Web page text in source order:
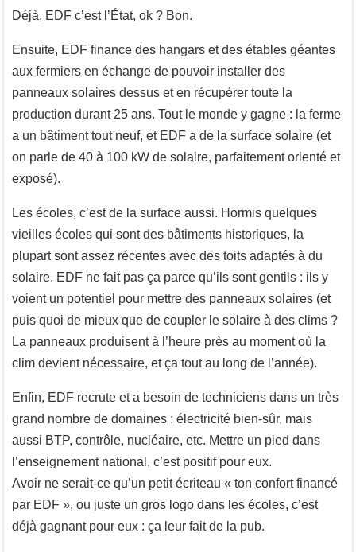
Déjà, EDF c’est l’État, ok ? Bon.
Ensuite, EDF finance des hangars et des étables géantes
aux fermiers en échange de pouvoir installer des
panneaux solaires dessus et en récupérer toute la
production durant 25 ans. Tout le monde y gagne : la ferme
a un bâtiment tout neuf, et EDF a de la surface solaire (et
on parle de 40 à 100 kW de solaire, parfaitement orienté et
exposé).
Les écoles, c’est de la surface aussi. Hormis quelques
vieilles écoles qui sont des bâtiments historiques, la
plupart sont assez récentes avec des toits adaptés à du
solaire. EDF ne fait pas ça parce qu’ils sont gentils : ils y
voient un potentiel pour mettre des panneaux solaires (et
puis quoi de mieux que de coupler le solaire à des clims ?
La panneaux produisent à l’heure près au moment où la
clim devient nécessaire, et ça tout au long de l’année).
Enfin, EDF recrute et a besoin de techniciens dans un très
grand nombre de domaines : électricité bien-sûr, mais
aussi BTP, contrôle, nucléaire, etc. Mettre un pied dans
l’enseignement national, c’est positif pour eux.
Avoir ne serait-ce qu’un petit écriteau « ton confort financé
par EDF », ou juste un gros logo dans les écoles, c’est
déjà gagnant pour eux : ça leur fait de la pub.